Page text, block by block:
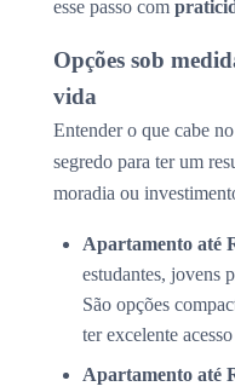
esse passo com
Opções sob
vida
Entender o que cabe
segredo para ter um
moradia ou
Apartamento até
estudantes, jovens
São opções
ter excelente
Apartamento até